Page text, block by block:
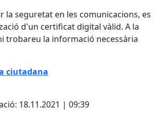
la seguretat en les comunicacions, es
d'un certificat digital vàlid. A la
trobareu la informació necessària
ciutadana
18.11.2021 | 09:39